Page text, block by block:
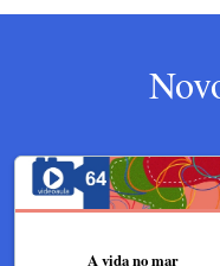
A vida no mar